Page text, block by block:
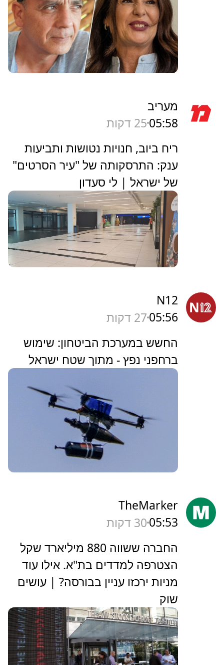
מעריב
05:5825 דקות
ריח ביוב, חנויות נטושות ותביעות
ענק: התרסקותה של "עיר הסרטים"
של ישראל | לי סעדון
N12
05:5627 דקות
החשש במערכת הביטחון: שימוש
ברחפני נפץ - מתוך שטח ישראל
TheMarker
05:5330 דקות
‏החברה ששווה 880 מיליארד שקל
הצטרפה למדדים בת"א. אילו עוד
מניות ירכזו עניין בבורסה? | עושים
שוק